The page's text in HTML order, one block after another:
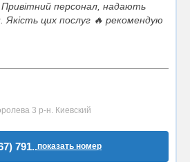
персонал, надають
Якість цих послуг 🔥 рекомендую
3 р-н. Киевский
791..показать номер